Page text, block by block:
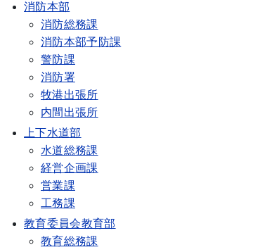
消防本部
消防総務課
消防本部予防課
警防課
消防署
牧港出張所
内間出張所
上下水道部
水道総務課
経営企画課
営業課
工務課
教育委員会教育部
教育総務課